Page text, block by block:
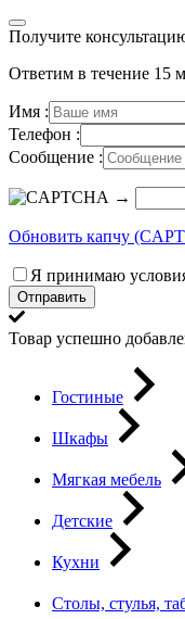
Получите
Ответим в течение 15
Имя :
Телефон :
Сообщение :
→
Обновить капчу
Я принимаю
Отправить
Товар успешно
Гостиные
Шкафы
Мягкая мебель
Детские
Кухни
Столы, стулья,